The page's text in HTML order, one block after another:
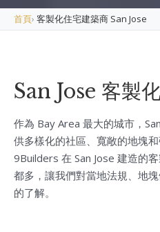
首頁› 客製化住宅建築商 San Jose
San Jose 客製
作為 Bay Area 最大的城市，
供多樣化的社區、寬敞的地塊和
9Builders 在 San Jose 建造的
都多，讓我們對當地法規、地
的了解。